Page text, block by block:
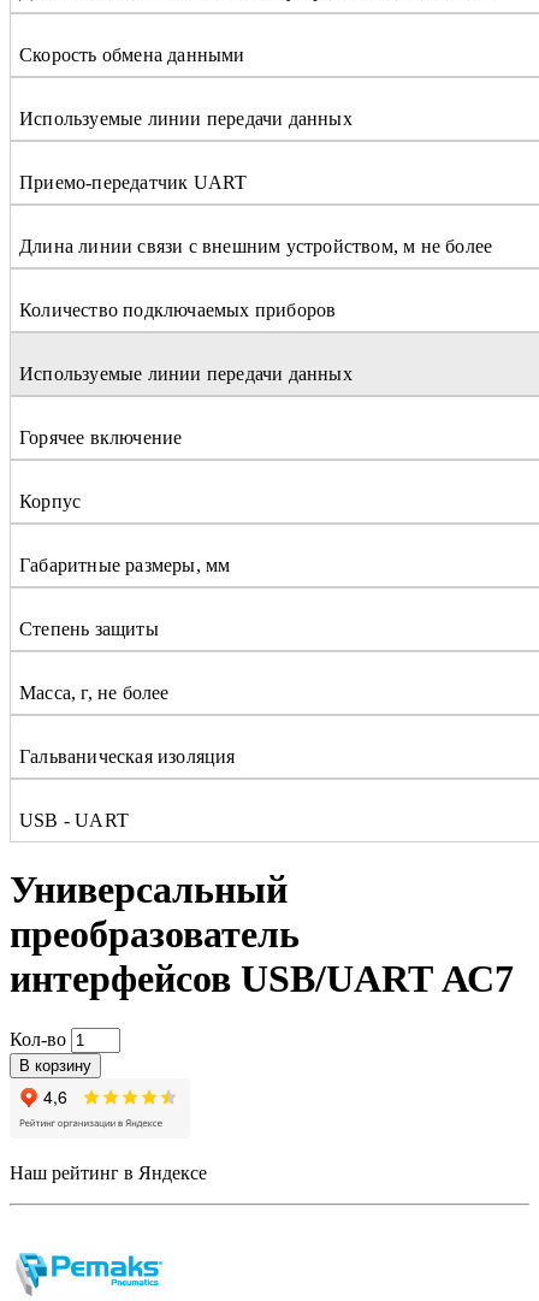
Скорость обмена данными
Используемые линии передачи данных
Приемо-передатчик UART
Длина линии связи с внешним устройством, м не более
Количество подключаемых приборов
Используемые линии передачи данных
Горячее включение
Корпус
Габаритные размеры, мм
Степень защиты
Масса, г, не более
Гальваническая изоляция
USB - UART
Универсальный
преобразователь
интерфейсов USB/UART АС7
Кол-во
В корзину
Наш рейтинг в Яндексе